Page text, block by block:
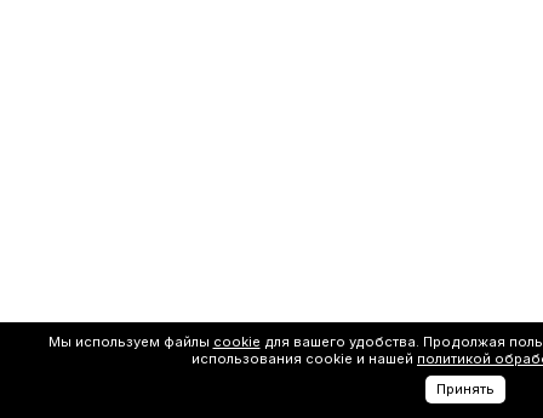
Мы используем файлы cookie для вашего удобства. Продолжая
использования cookie и нашей политикой
Принять